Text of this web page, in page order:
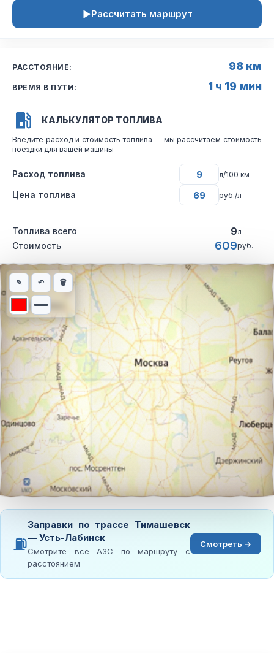
Рассчитать маршрут
РАССТОЯНИЕ: 98 км
ВРЕМЯ В ПУТИ: 1 ч 19 мин
КАЛЬКУЛЯТОР ТОПЛИВА
Введите расход и стоимость топлива — мы рассчитаем стоимость
поездки для вашей машины
Расход топлива л/100 км
Цена топлива руб./л
Топлива всего 9л
Стоимость 609руб.
Интерактивная карта автомобильного маршрута из города
✎ ↶ 🗑
⛽
Заправки по трассе Тимашевск
— Усть-Лабинск
Смотрите все АЗС по маршруту с
расстоянием
Смотреть →